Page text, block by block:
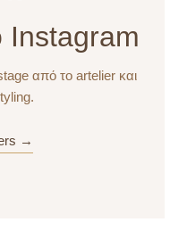
Instagram
από το artelier και
→